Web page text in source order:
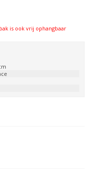
is ook vrij ophangbaar